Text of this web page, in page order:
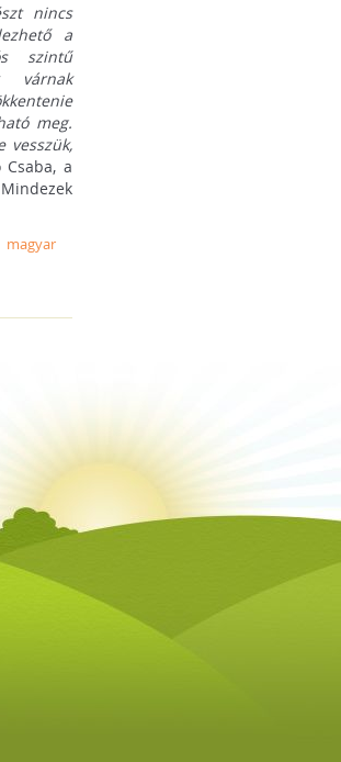
nincs
a
szintű
várnak
meg.
vesszük,
a
magyar